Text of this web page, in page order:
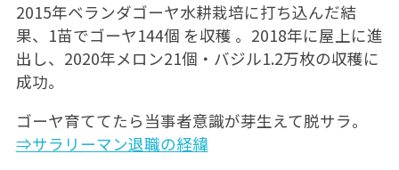
2015年ベランダゴーヤ水耕栽培に打ち込んだ結
果、1苗でゴーヤ144個 を収穫 。2018年に屋上に進
出し、2020年メロン21個・バジル1.2万枚の収穫に
成功。
ゴーヤ育ててたら当事者意識が芽生えて脱サラ。
⇒サラリーマン退職の経緯